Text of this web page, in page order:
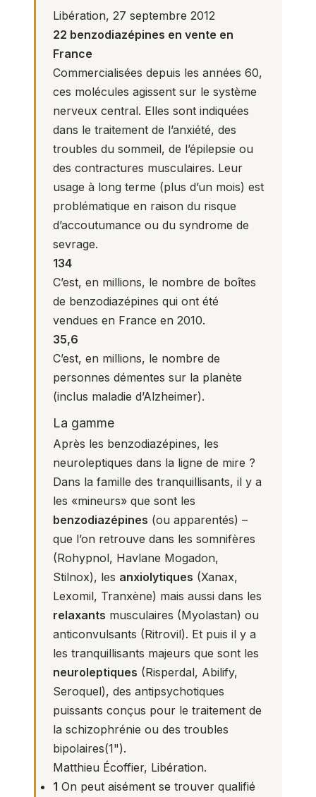
Libération, 27 septembre 2012
22 benzodiazépines en vente en
France
Commercialisées depuis les années 60,
ces molécules agissent sur le système
nerveux central. Elles sont indiquées
dans le traitement de l’anxiété, des
troubles du sommeil, de l’épilepsie ou
des contractures musculaires. Leur
usage à long terme (plus d’un mois) est
problématique en raison du risque
d’accoutumance ou du syndrome de
sevrage.
134
C’est, en millions, le nombre de boîtes
de benzodiazépines qui ont été
vendues en France en 2010.
35,6
C’est, en millions, le nombre de
personnes démentes sur la planète
(inclus maladie d’Alzheimer).
La gamme
Après les benzodiazépines, les
neuroleptiques dans la ligne de mire ?
Dans la famille des tranquillisants, il y a
les «mineurs» que sont les
benzodiazépines (ou apparentés) –
que l’on retrouve dans les somnifères
(Rohypnol, Havlane Mogadon,
Stilnox), les anxiolytiques (Xanax,
Lexomil, Tranxène) mais aussi dans les
relaxants musculaires (Myolastan) ou
anticonvulsants (Ritrovil). Et puis il y a
les tranquillisants majeurs que sont les
neuroleptiques (Risperdal, Abilify,
Seroquel), des antipsychotiques
puissants conçus pour le traitement de
la schizophrénie ou des troubles
bipolaires(1").
Matthieu Écoffier, Libération.
1 On peut aisément se trouver qualifié